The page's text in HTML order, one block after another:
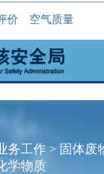
价 空气质量
务工作> 固体废
学物质